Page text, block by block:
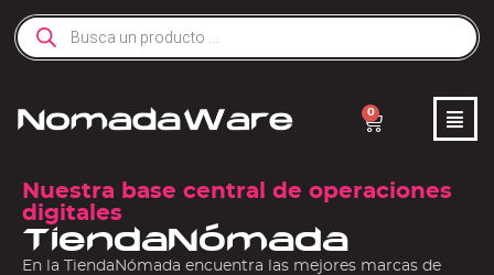
0
Nuestra base central de operaciones
digitales
TiendaNómada
En la TiendaNómada encuentra las mejores marcas de